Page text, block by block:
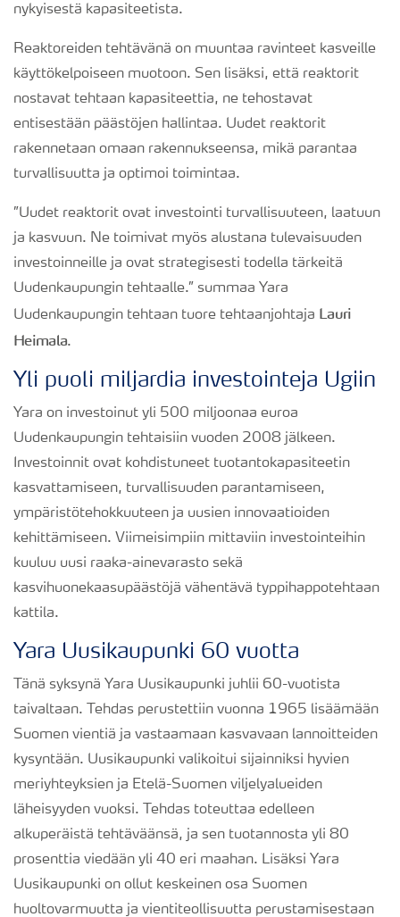
nykyisestä kapasiteetista.
Reaktoreiden tehtävänä on muuntaa ravinteet kasveille
käyttökelpoiseen muotoon. Sen lisäksi, että reaktorit
nostavat tehtaan kapasiteettia, ne tehostavat
entisestään päästöjen hallintaa. Uudet reaktorit
rakennetaan omaan rakennukseensa, mikä parantaa
turvallisuutta ja optimoi toimintaa.
”Uudet reaktorit ovat investointi turvallisuuteen, laatuun
ja kasvuun. Ne toimivat myös alustana tulevaisuuden
investoinneille ja ovat strategisesti todella tärkeitä
Uudenkaupungin tehtaalle.” summaa Yara
Uudenkaupungin tehtaan tuore tehtaanjohtaja Lauri
Heimala.
Yli puoli miljardia investointeja Ugiin
Yara on investoinut yli 500 miljoonaa euroa
Uudenkaupungin tehtaisiin vuoden 2008 jälkeen.
Investoinnit ovat kohdistuneet tuotantokapasiteetin
kasvattamiseen, turvallisuuden parantamiseen,
ympäristötehokkuuteen ja uusien innovaatioiden
kehittämiseen. Viimeisimpiin mittaviin investointeihin
kuuluu uusi raaka-ainevarasto sekä
kasvihuonekaasupäästöjä vähentävä typpihappotehtaan
kattila.
Yara Uusikaupunki 60 vuotta
Tänä syksynä Yara Uusikaupunki juhlii 60-vuotista
taivaltaan. Tehdas perustettiin vuonna 1965 lisäämään
Suomen vientiä ja vastaamaan kasvavaan lannoitteiden
kysyntään. Uusikaupunki valikoitui sijainniksi hyvien
meriyhteyksien ja Etelä-Suomen viljelyalueiden
läheisyyden vuoksi. Tehdas toteuttaa edelleen
alkuperäistä tehtäväänsä, ja sen tuotannosta yli 80
prosenttia viedään yli 40 eri maahan. Lisäksi Yara
Uusikaupunki on ollut keskeinen osa Suomen
huoltovarmuutta ja vientiteollisuutta perustamisestaan